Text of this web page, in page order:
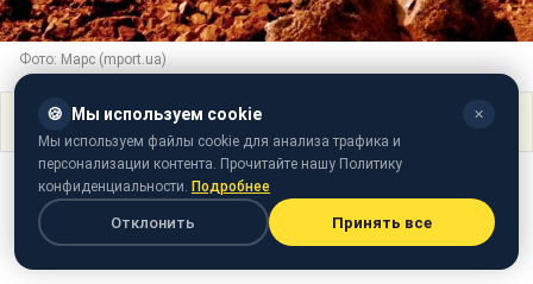
Фото: Марс (mport.ua)
Поделиться
🍪 Мы используем cookie ✕
Мы используем файлы cookie для анализа трафика и
персонализации контента. Прочитайте нашу Политику
конфиденциальности. Подробнее
Отклонить Принять все